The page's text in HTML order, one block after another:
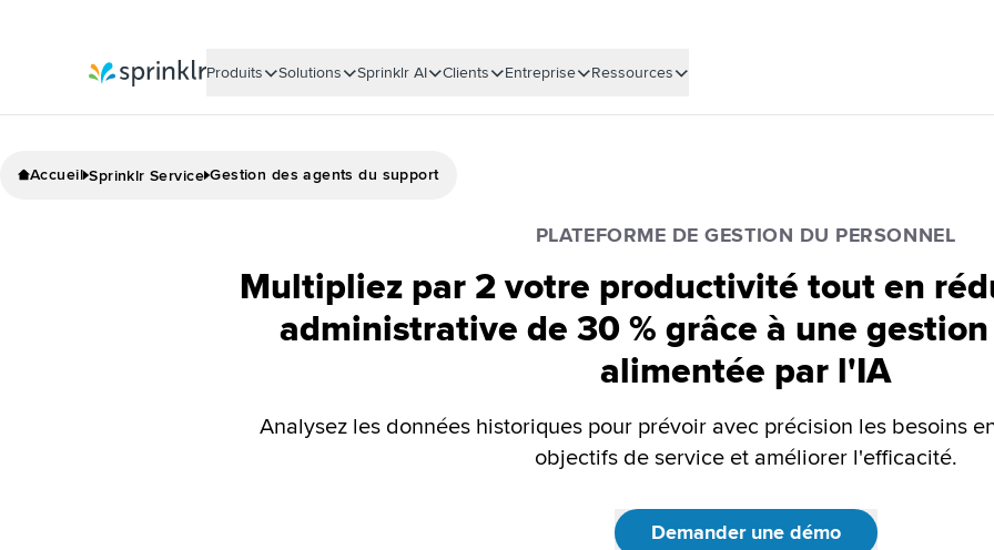
Produits Solutions Sprinklr AI Clients Entreprise Ressources
Accueil Sprinklr Service Gestion des agents du support
PLATEFORME DE GESTION DU PERSONNEL
Multipliez par 2 votre productivité tout en
administrative de 30 % grâce à une
alimentée par l'IA
Analysez les données historiques pour prévoir avec précision les besoins
objectifs de service et améliorer l'efficacité.
Demander une démo